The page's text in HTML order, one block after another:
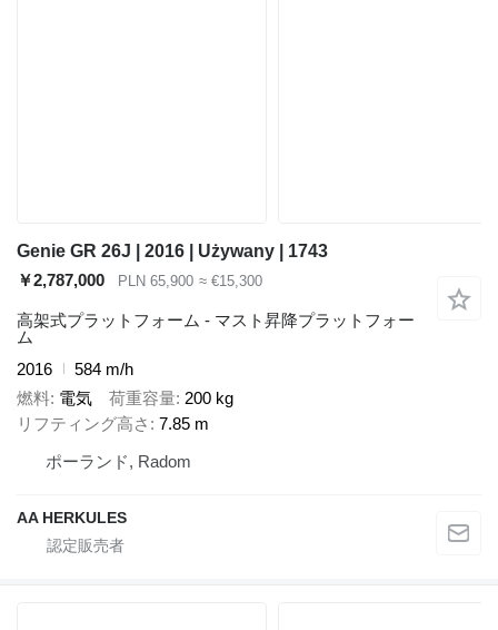
Genie GR 26J | 2016 | Używany | 1743
￥2,787,000
PLN 65,900 ≈ €15,300
高架式プラットフォーム - マスト昇降プラットフォー
ム
2016
584 m/h
燃料 電気 荷重容量 200 kg
リフティング高さ
7.85 m
ポーランド, Radom
AA HERKULES